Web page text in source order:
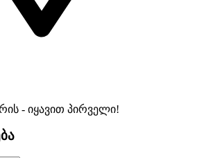
- იყავით პირველი!